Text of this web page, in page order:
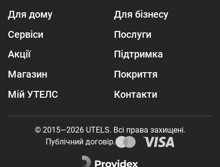
Для дому
Для бізнесу
Сервіси
Послуги
Акції
Підтримка
Магазин
Покриття
Мій УТЕЛС
Контакти
© 2015—2026 UTELS. Всі права захищені.
Публічний договір.